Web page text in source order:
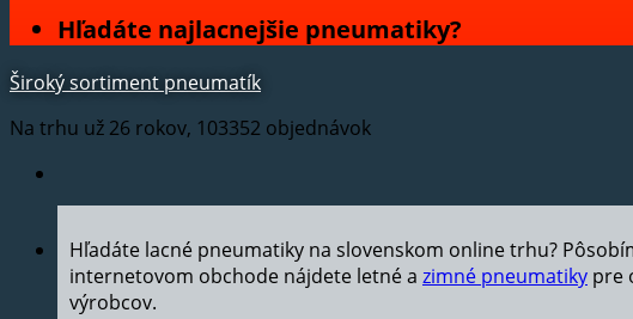
Hľadáte najlacnejšie pneumatiky?
Široký sortiment pneumatík
Na trhu už 26 rokov, 103352 objednávok
Hľadáte lacné pneumatiky na slovenskom online trhu?
internetovom obchode nájdete letné a zimné pneumatiky pre
výrobcov.